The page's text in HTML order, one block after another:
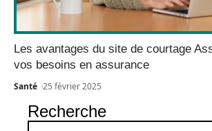
Les avantages du site de courtage
vos besoins en assurance
Santé 25 février 2025
Recherche